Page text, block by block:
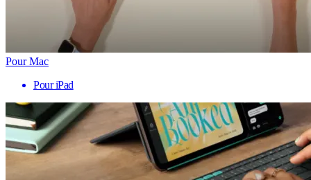
Pour Mac
Pour iPad